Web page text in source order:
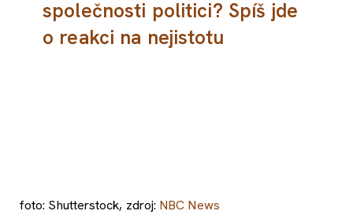
společnosti politici? Spíš jde
o reakci na nejistotu
foto: Shutterstock, zdroj: NBC News